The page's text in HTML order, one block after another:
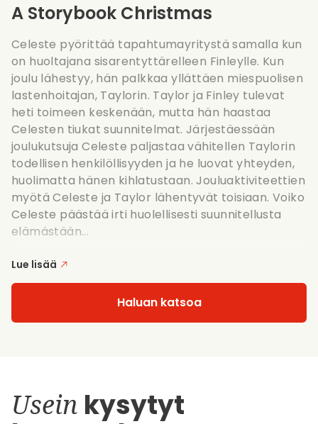
A Storybook Christmas
Celeste pyörittää tapahtumayritystä samalla kun
on huoltajana sisarentyttärelleen Finleylle. Kun
joulu lähestyy, hän palkkaa yllättäen miespuolisen
lastenhoitajan, Taylorin. Taylor ja Finley tulevat
heti toimeen keskenään, mutta hän haastaa
Celesten tiukat suunnitelmat. Järjestäessään
joulukutsuja Celeste paljastaa vähitellen Taylorin
todellisen henkilöllisyyden ja he luovat yhteyden,
huolimatta hänen kihlatustaan. Jouluaktiviteettien
myötä Celeste ja Taylor lähentyvät toisiaan. Voiko
Celeste päästää irti huolellisesti suunnitellusta
elämästään...
Lue lisää
Haluan katsoa
Usein kysytyt